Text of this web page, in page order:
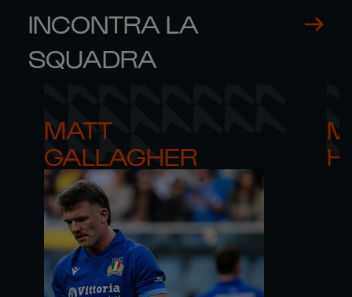
INCONTRA LA
SQUADRA
MATT
GALLAGHER